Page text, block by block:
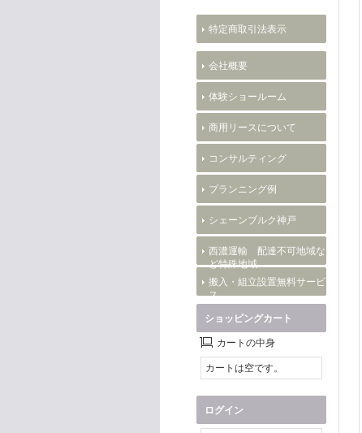
特定商取引法表示
会社概要
体験ショールーム
商用リースについて
コンサルティング
プランニング例
シェーンブルク神戸
西濃運輸 配達不可地域な
ど特殊地域
搬入・組立設置無料サービ
ス
ショッピングカート
カートの中身
カートは空です。
ログイン